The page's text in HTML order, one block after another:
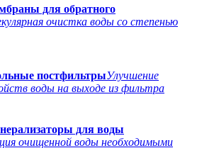
для обратного
очистка воды со степенью
постфильтрыУлучшение
воды на выходе из фильтра
для воды
очищенной воды необходимыми